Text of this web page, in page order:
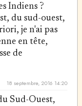
Indiens ?
du sud-ouest,
je n'ai pas
en tête,
de
18 septembre, 2016 14:20
Sud-Ouest,